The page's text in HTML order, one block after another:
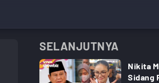
SELANJUTNYA
Nikita
Sidang